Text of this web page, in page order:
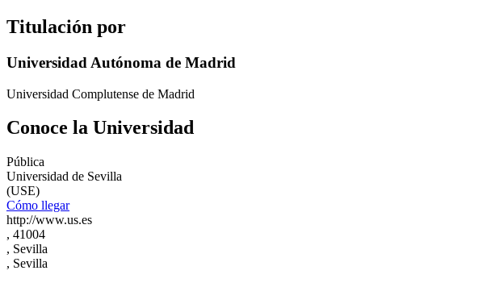
Titulación por
Universidad Autónoma de Madrid
Universidad Complutense de Madrid
Conoce la Universidad
Pública
Universidad de Sevilla
(USE)
Cómo llegar
http://www.us.es
, 41004
, Sevilla
, Sevilla